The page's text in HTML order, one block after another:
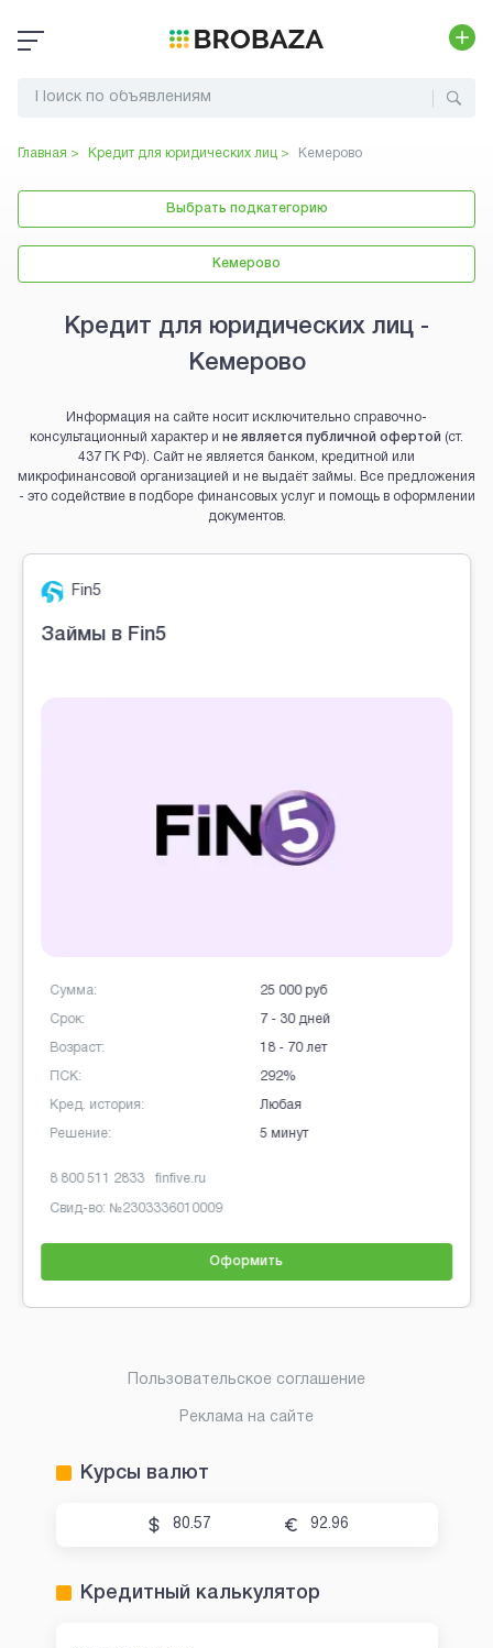
Главная > Кредит для юридических лиц > Кемерово
Выбрать подкатегорию
Кемерово
Кредит для юридических лиц -
Кемерово
Информация на сайте носит исключительно справочно-
консультационный характер и не является публичной офертой (ст.
437 ГК РФ). Сайт не является банком, кредитной или
микрофинансовой организацией и не выдаёт займы. Все предложения
- это содействие в подборе финансовых услуг и помощь в оформлении
документов.
Brobaza - VIP-объявления
Fin5
Займы в Fin5
Сумма:
Срок:
Возраст:
ПСК:
Кред. история:
Решение:
25 000 руб
7 - 30 дней
18 - 70 лет
292%
Любая
5 минут
8 800 511 2833 finfive.ru
Свид-во: №2303336010009
Оформить
Пользовательское соглашение
Реклама на сайте
Курсы валют
80.57 92.96
Кредитный калькулятор